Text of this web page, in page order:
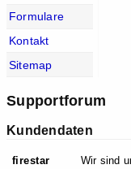
Formulare
Kontakt
Sitemap
Supportforum
Kundendaten
firestar
Wir sind